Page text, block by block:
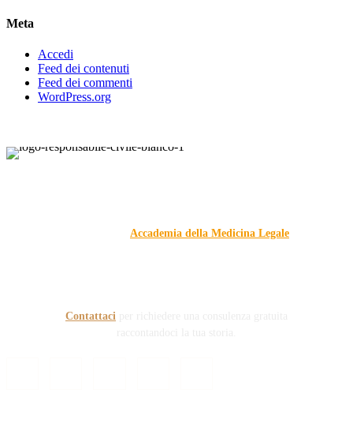
Meta
Accedi
Feed dei contenuti
Feed dei commenti
WordPress.org
Accademia della Medicina Legale
Contattaci